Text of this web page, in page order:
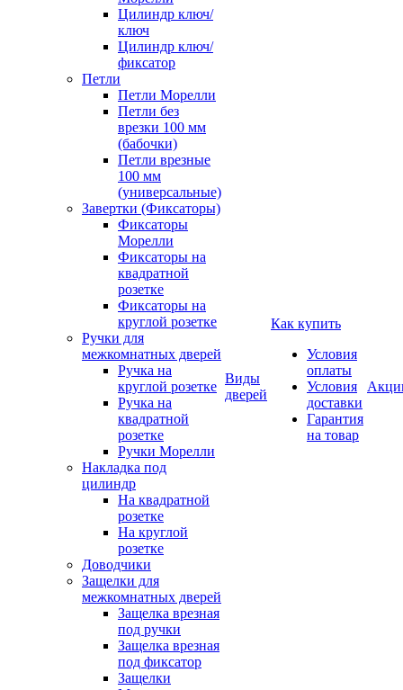
Цилиндр ключ/
ключ
Цилиндр ключ/
фиксатор
Петли
Петли Морелли
Петли без
врезки 100 мм
(бабочки)
Петли врезные
100 мм
(универсальные)
Завертки (Фиксаторы)
Фиксаторы
Морелли
Фиксаторы на
квадратной
розетке
Фиксаторы на
круглой розетке
Ручки для
межкомнатных дверей
Ручка на
круглой розетке
Ручка на
квадратной
розетке
Ручки Морелли
Накладка под
цилиндр
На квадратной
розетке
На круглой
розетке
Доводчики
Защелки для
межкомнатных дверей
Защелка врезная
под ручки
Защелка врезная
под фиксатор
Защелки
Виды
дверей
Как купить
Условия
оплаты
Условия
доставки
Гарантия
на товар